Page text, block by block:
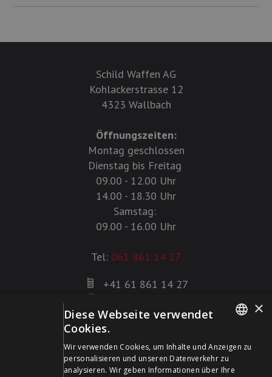
Schild Waffen AG
Kohlackerstrasse 12
4323 Wallbach
Öffnungszeiten:
Montag geschlossen
Dienstag bis Freitag
09.00 - 12.00 Uhr
14.00 - 18.30 Uhr
Samstag:
09.00 - 16.00 Uhr
Tel: 061 861 14 27
+41 61 861 14 27
info@schildwaffen.ch
Zahlungsmittel
FRENCH
×
Diese Webseite verwendet
Cookies.
Wir verwenden Cookies, um Inhalte und Anzeigen zu
personalisieren und unseren Datenverkehr zu
analysieren. Wir geben Informationen über Ihre